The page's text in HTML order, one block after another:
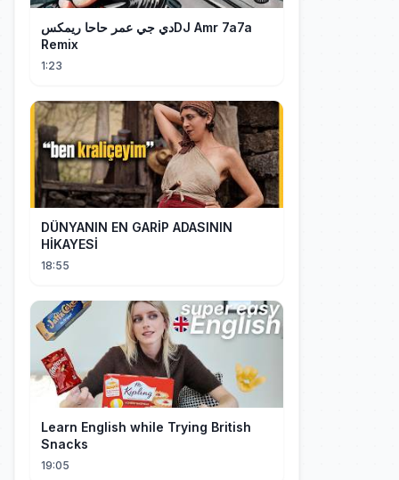
دي جي عمر حاحا ريمكسDJ Amr 7a7a
Remix
1:23
DÜNYANIN EN GARİP ADASININ
HİKAYESİ
18:55
Learn English while Trying British
Snacks
19:05